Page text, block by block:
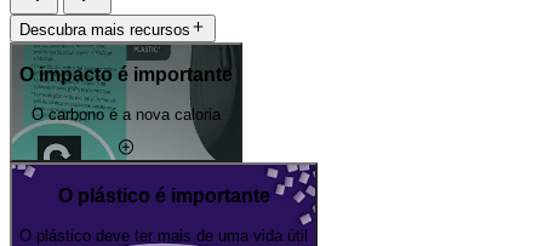
Descubra mais recursos
O impacto é importante
O carbono é a nova caloria
O plástico é importante
O plástico deve ter mais de uma vida útil